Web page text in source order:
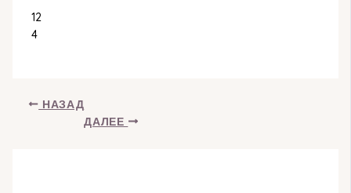
12
4
НАЗАД
ДАЛЕЕ